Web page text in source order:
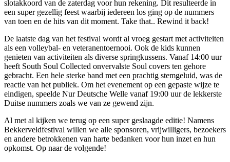
slotakkoord van de zaterdag voor hun rekening. Dit resulteerde in
een super gezellig feest waarbij iedereen los ging op de nummers
van toen en de hits van dit moment. Take that.. Rewind it back!
De laatste dag van het festival wordt al vroeg gestart met activiteiten
als een volleybal- en veteranentoernooi. Ook de kids kunnen
genieten van activiteiten als diverse springkussens. Vanaf 14:00 uur
heeft South Soul Collected onvervalste Soul covers ten gehore
gebracht. Een hele sterke band met een prachtig stemgeluid, was de
reactie van het publiek. Om het evenement op een gepaste wijze te
eindigen, speelde Nur Deutsche Welle vanaf 19:00 uur de lekkerste
Duitse nummers zoals we van ze gewend zijn.
Al met al kijken we terug op een super geslaagde editie! Namens
Bekkerveldfestival willen we alle sponsoren, vrijwilligers, bezoekers
en andere betrokkenen van harte bedanken voor hun inzet en hun
opkomst. Op naar de volgende!